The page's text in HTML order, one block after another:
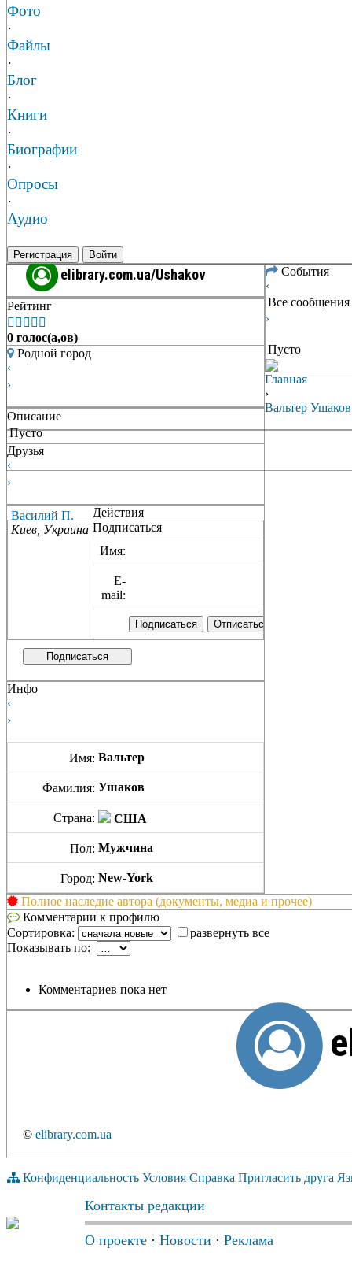
Фото
·
Файлы
·
Блог
·
Книги
·
Биографии
·
Опросы
·
Аудио
Регистрация Войти
elibrary.com.ua/Ushakov
Рейтинг
    
0 голос(а,ов)
Родной город
‹
›
Описание
Пусто
Друзья
‹
›
Василий П.
Киев, Украина
Действия
Подписаться
Имя:
E-
mail:
Подписаться
Инфо
‹
›
Имя: Вальтер
Фамилия: Ушаков
Страна: США
Пол: Мужчина
Город: New-York
События
‹
Все сообщения
›
Пусто
Полное наследие автора (документы, медиа и прочее)
Комментарии к профилю
Сортировка:
развернуть все
Показывать по:
Комментариев пока нет
© elibrary.com.ua
Главная
›
Вальтер Ушаков
Конфиденциальность Условия Справка Пригласить друга
Контакты редакции
О проекте · Новости · Реклама